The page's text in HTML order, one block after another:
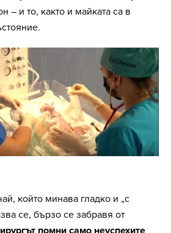
– и то, както и майката са в
който минава гладко и „с
се, бързо се забравя от